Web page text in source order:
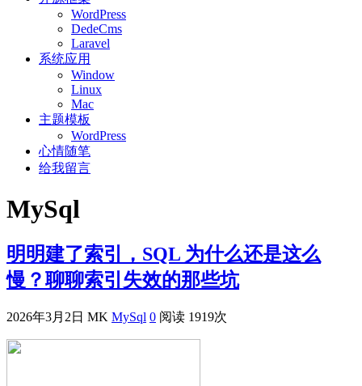
WordPress
DedeCms
Laravel
系统应用
Window
Linux
Mac
主题模板
WordPress
心情随笔
给我留言
MySql
明明建了索引，SQL 为什么还是这么
慢？聊聊索引失效的那些坑
2026年3月2日 MK MySql 0 阅读 1919次